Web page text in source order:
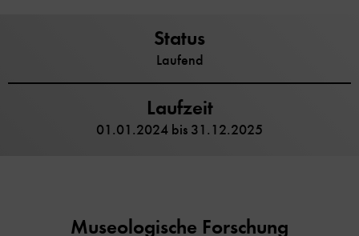
Status
Laufend
Laufzeit
01.01.2024 bis 31.12.2025
Museologische Forschung